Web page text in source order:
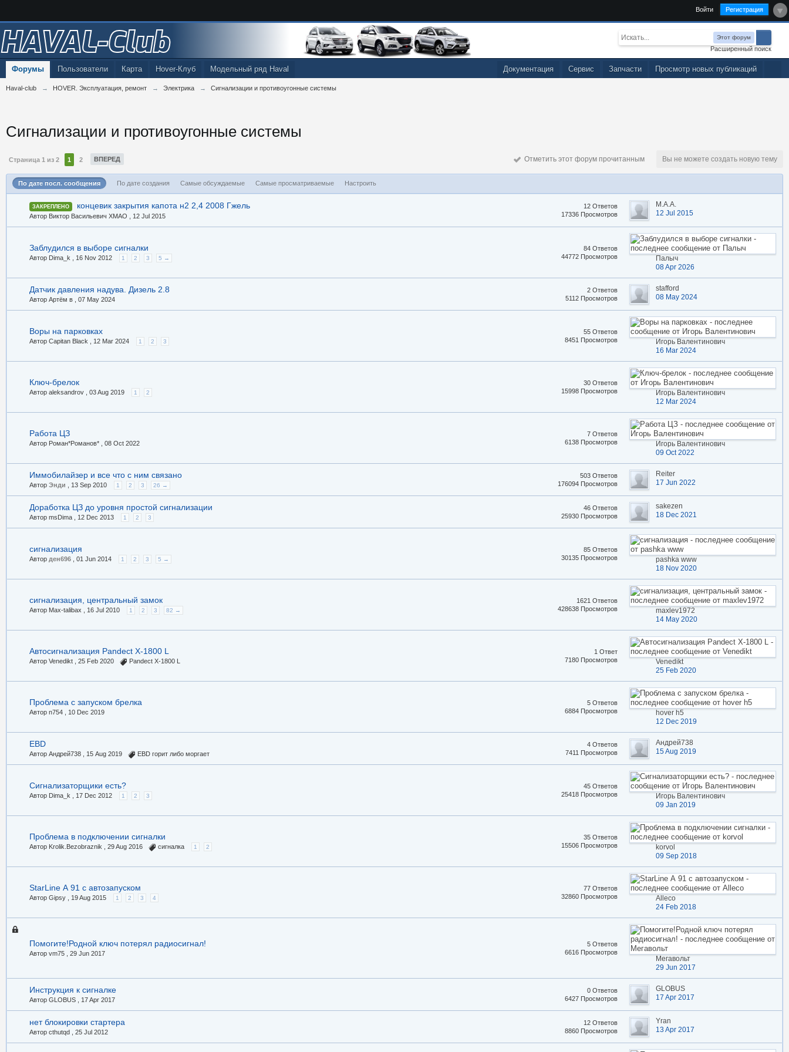
Войти Регистрация
HAVAL-Club Этот форум
Расширенный поиск
Просмотр новых публикаций
Карта Hover-Клуб Модельный ряд Haval Запчасти
Сервис
Документация
Форумы Пользователи
Haval-club → HOVER. Эксплуатация, ремонт → Электрика → Сигнализации и противоугонные системы
Сигнализации и противоугонные системы
Страница 1 из 2 1 2 ВПЕРЕД Вы не можете создать новую тему
Отметить этот форум прочитанным
По дате посл. сообщения По дате создания Самые обсуждаемые Самые просматриваемые Настроить
ЗАКРЕПЛЕНО концевик закрытия капота н2 2,4 2008 Гжель
Автор Виктор Васильевич ХМАО , 12 Jul 2015
12 Ответов
17336 Просмотров
М.А.А.
12 Jul 2015
Заблудился в выборе сигналки
Автор Dima_k , 16 Nov 2012 1 2 3 5 →
84 Ответов
44772 Просмотров
Палыч
08 Apr 2026
Датчик давления надува. Дизель 2.8
Автор Артём в , 07 May 2024
2 Ответов
5112 Просмотров
stafford
08 May 2024
Воры на парковках
Автор Capitan Black , 12 Mar 2024 1 2 3
55 Ответов
8451 Просмотров
Игорь Валентинович
16 Mar 2024
Ключ-брелок
Автор aleksandrov , 03 Aug 2019 1 2
30 Ответов
15998 Просмотров
Игорь Валентинович
12 Mar 2024
Работа ЦЗ
Автор Роман*Романов* , 08 Oct 2022
7 Ответов
6138 Просмотров
Игорь Валентинович
09 Oct 2022
Иммобилайзер и все что с ним связано
Автор Энди 13 Sep 2010 1 2 3 26 →
503 Ответов
176094 Просмотров
Reiter
17 Jun 2022
Доработка ЦЗ до уровня простой сигнализации
Автор msDima , 12 Dec 2013 1 2 3
46 Ответов
25930 Просмотров
sakezen
18 Dec 2021
сигнализация
Автор ден696 01 Jun 2014 1 2 3 5 →
85 Ответов
30135 Просмотров
pashka www
18 Nov 2020
сигнализация, центральный замок
Автор Max-talibax , 16 Jul 2010 1 2 3 82 →
1621 Ответов
428638 Просмотров
maxlev1972
14 May 2020
Автосигнализация Pandect X-1800 L
Автор Venedikt , 25 Feb 2020 Pandect X-1800 L
1 Ответ
7180 Просмотров
Venedikt
25 Feb 2020
Проблема с запуском брелка
Автор n754 , 10 Dec 2019
5 Ответов
6884 Просмотров
hover h5
12 Dec 2019
EBD
Автор Андрей738 , 15 Aug 2019 EBD горит либо моргает
4 Ответов
7411 Просмотров
Андрей738
15 Aug 2019
Сигнализаторщики есть?
Автор Dima_k , 17 Dec 2012 1 2 3
45 Ответов
25418 Просмотров
Игорь Валентинович
09 Jan 2019
Проблема в подключении сигналки
Автор Krolik.Bezobraznik , 29 Aug 2016 сигналка 1 2
35 Ответов
15506 Просмотров
korvol
09 Sep 2018
StarLine А 91 с автозапуском
Автор Gipsy , 19 Aug 2015 1 2 3 4
77 Ответов
32860 Просмотров
Alleco
24 Feb 2018
Помогите!Родной ключ потерял радиосигнал!
Автор vm75 , 29 Jun 2017
5 Ответов
6616 Просмотров
Мегавольт
29 Jun 2017
Инструкция к сигналке
Автор GLOBUS , 17 Apr 2017
0 Ответов
6427 Просмотров
GLOBUS
17 Apr 2017
нет блокировки стартера
Автор cthutqd , 25 Jul 2012
12 Ответов
8860 Просмотров
Yran
13 Apr 2017